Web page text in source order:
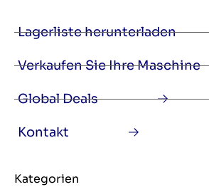
Lagerliste herunterladen
Verkaufen Sie Ihre Maschine
Global Deals
Kontakt
Kategorien